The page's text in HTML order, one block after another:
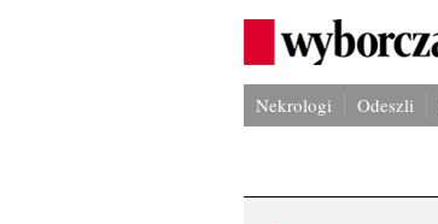
Nekrologi Odeszli